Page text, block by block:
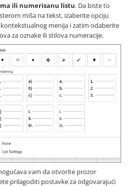
ili numerisanu listu. Da biste to
miša na tekst, izaberite opciju
kontekstualnog menija i zatim odaberite
za oznake ili stilova numeracije.
vam da otvorite prozor
prilagoditi postavke za odgovarajući